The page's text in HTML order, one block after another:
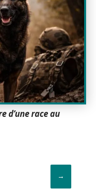
d’une race au